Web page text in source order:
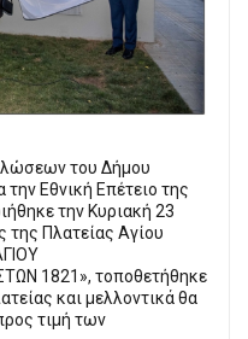
του Δήμου
την Εθνική Επέτειο της
την Κυριακή 23
της Πλατείας Αγίου
1821», τοποθετήθηκε
και μελλοντικά θα
τιμή των